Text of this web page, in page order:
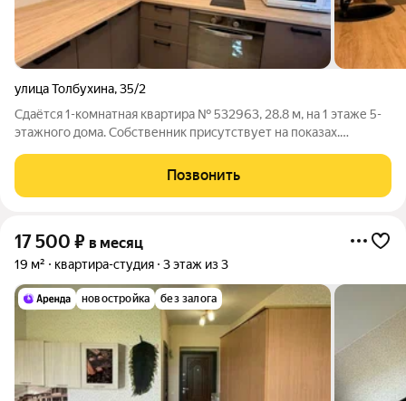
улица Толбухина,35/2
Сдаётся 1-комнатная квартира № 532963, 28.8 м, на 1 этаже 5-
этажного дома. Собственник присутствует на показах.
оплачиваются отдельно. По условиям проживания: можно с
детьми, без питомцев. Срок
Позвонить
17 500 ₽ в месяц
19 м² квартира-студия 3 этаж из 3
новостройка без залога